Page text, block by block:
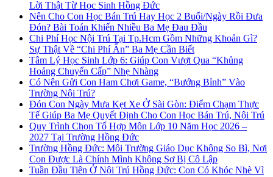
Lời Thật Từ Học Sinh Hồng Đức
Nên Cho Con Học Bán Trú Hay Học 2 Buổi/Ngày Rồi Đưa
Đón? Bài Toán Khiến Nhiều Ba Mẹ Đau Đầu
Chi Phí Học Nội Trú Tại Tp.Hcm Gồm Những Khoản Gì?
Sự Thật Về “Chi Phí Ẩn” Ba Mẹ Cần Biết
Tâm Lý Học Sinh Lớp 6: Giúp Con Vượt Qua “Khủng
Hoảng Chuyển Cấp” Nhẹ Nhàng
Có Nên Gửi Con Ham Chơi Game, “Bướng Bỉnh” Vào
Trường Nội Trú?
Đón Con Ngày Mưa Kẹt Xe Ở Sài Gòn: Điểm Chạm Thực
Tế Giúp Ba Mẹ Quyết Định Cho Con Học Bán Trú, Nội Trú
Quy Trình Chọn Tổ Hợp Môn Lớp 10 Năm Học 2026 –
2027 Tại Trường Hồng Đức
Trường Hồng Đức: Môi Trường Giáo Dục Không So Bì, Nơi
Con Được Là Chính Mình Không Sợ Bị Cô Lập
Tuần Đầu Tiên Ở Nội Trú Hồng Đức: Con Có Khóc Nhè Vì